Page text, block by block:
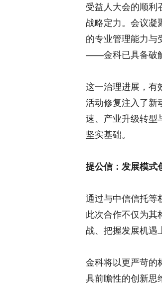
受益人大会的顺利
战略定力。会议凝
的专业管理能力与
——金科已具备破
这一治理进展，有
活动修复注入了新
速、产业升级转型
坚实基础。
提公信：发展模式
通过与中信信托等
此次合作不仅为其
战、把握发展机遇
金科将以更严苛的
具前瞻性的创新思